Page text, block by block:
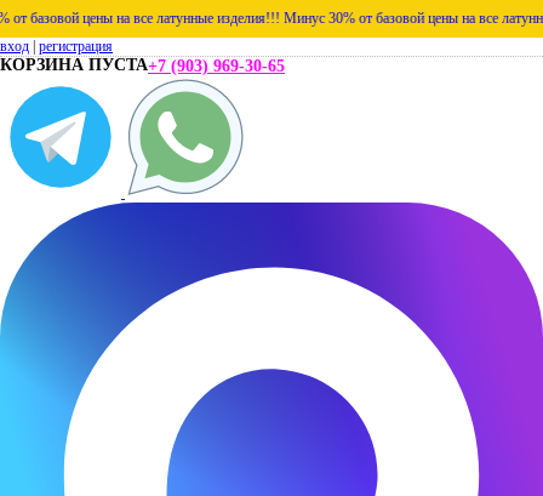
базовой цены на все латунные изделия!!! Минус 30% от базовой цены на все
вход регистрация
КОРЗИНА ПУСТА+7 (903) 969-30-65